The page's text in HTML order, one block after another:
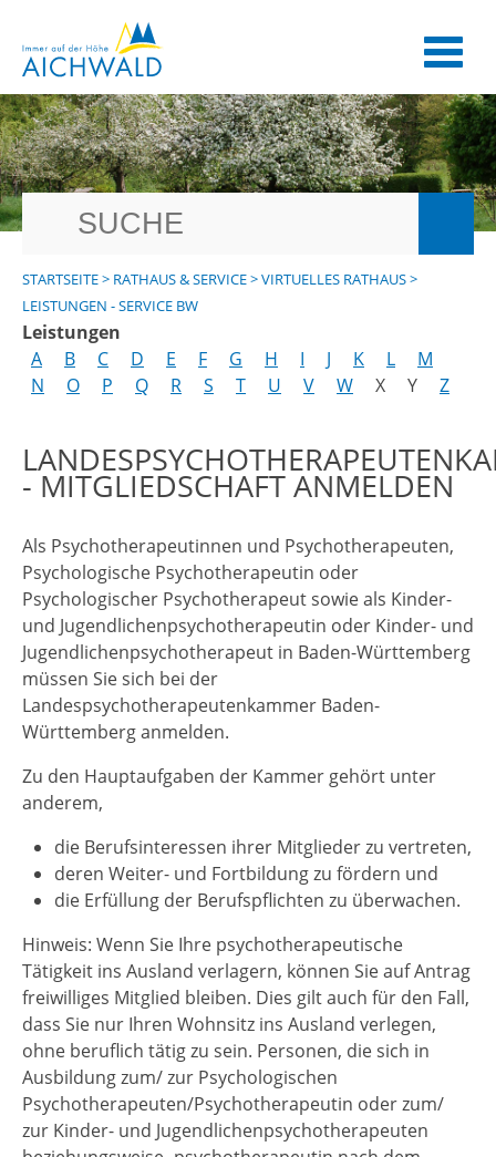
STARTSEITE> RATHAUS & SERVICE>VIRTUELLES RATHAUS>
LEISTUNGEN - SERVICE BW
Leistungen
A
B C D E F G H I J K L
M
N
O P Q R S T U V W X Y Z
- MITGLIEDSCHAFT ANMELDEN
Als Psychotherapeutinnen und Psychotherapeuten,
Psychologische Psychotherapeutin oder
Psychologischer Psychotherapeut sowie als Kinder-
und Jugendlichenpsychotherapeutin oder Kinder- und
Jugendlichenpsychotherapeut in Baden-Württemberg
müssen Sie sich bei der
Landespsychotherapeutenkammer Baden-
Württemberg anmelden.
Zu den Hauptaufgaben der Kammer gehört unter
anderem,
die Berufsinteressen ihrer Mitglieder zu vertreten,
deren Weiter- und Fortbildung zu fördern und
die Erfüllung der Berufspflichten zu überwachen.
Hinweis: Wenn Sie Ihre psychotherapeutische
Tätigkeit ins Ausland verlagern, können Sie auf Antrag
freiwilliges Mitglied bleiben. Dies gilt auch für den Fall,
dass Sie nur Ihren Wohnsitz ins Ausland verlegen,
ohne beruflich tätig zu sein. Personen, die sich in
Ausbildung zum/ zur Psychologischen
Psychotherapeuten/Psychotherapeutin oder zum/
zur Kinder- und Jugendlichenpsychotherapeuten